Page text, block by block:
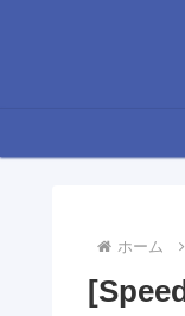
ホーム